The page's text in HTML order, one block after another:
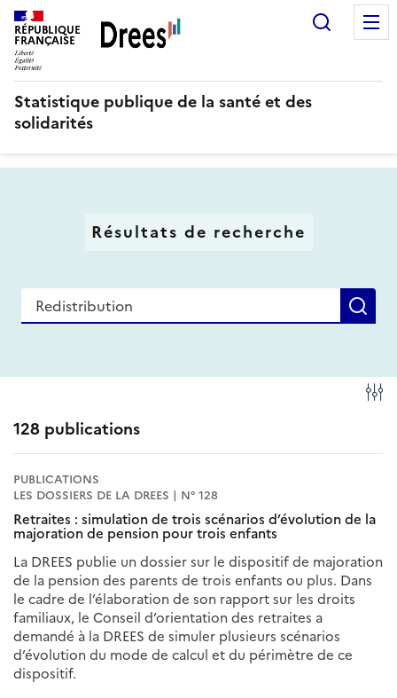
Aller
au
contenu
principal
RÉPUBLIQUE
FRANÇAISE
Statistique publique de la santé et des
solidarités
Résultats de recherche
Recherche
128 publications
PUBLICATIONS
LES DOSSIERS DE LA DREES | N° 128
Retraites : simulation de trois scénarios d’évolution de la
majoration de pension pour trois enfants
La DREES publie un dossier sur le dispositif de majoration
de la pension des parents de trois enfants ou plus. Dans
le cadre de l’élaboration de son rapport sur les droits
familiaux, le Conseil d’orientation des retraites a
demandé à la DREES de simuler plusieurs scénarios
d’évolution du mode de calcul et du périmètre de ce
dispositif.